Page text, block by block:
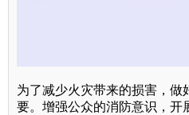
为了减少火灾带来的损害，做
要。增强公众的消防意识，开